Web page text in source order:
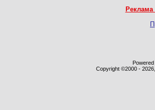
Copyright ©2000 -